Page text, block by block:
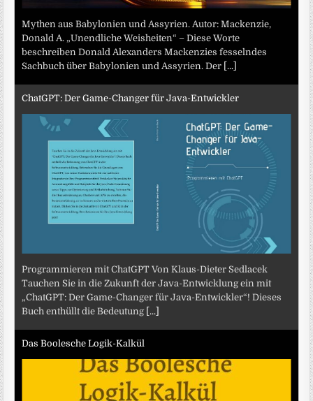
Mythen aus Babylonien und Assyrien. Autor: Mackenzie,
Donald A. „Unendliche Weisheiten“ – Diese Worte
beschreiben Donald Alexanders Mackenzies fesselndes
Sachbuch über Babylonien und Assyrien. Der [...]
ChatGPT: Der Game-Changer für Java-Entwickler
Programmieren mit ChatGPT Von Klaus-Dieter Sedlacek
Tauchen Sie in die Zukunft der Java-Entwicklung ein mit
„ChatGPT: Der Game-Changer für Java-Entwickler“! Dieses
Buch enthüllt die Bedeutung [...]
Das Boolesche Logik-Kalkül